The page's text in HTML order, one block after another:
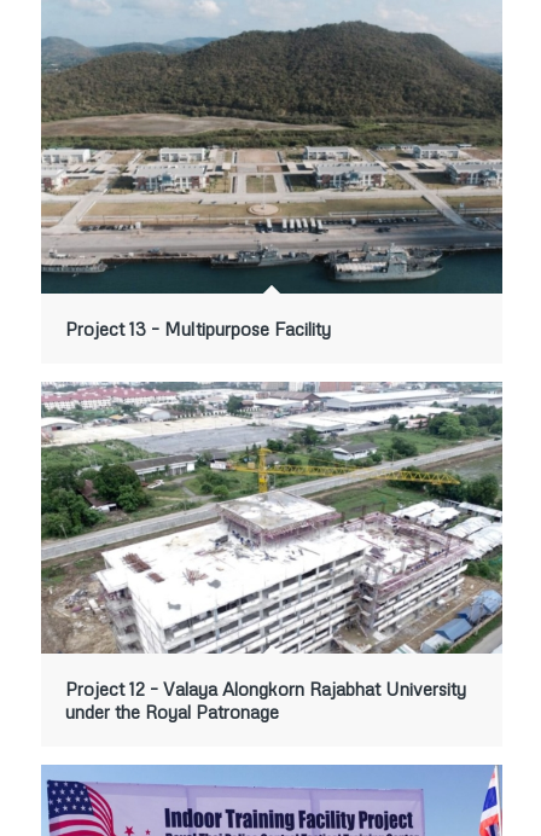
Project 13 – Multipurpose Facility
Project 12 – Valaya Alongkorn Rajabhat University
under the Royal Patronage